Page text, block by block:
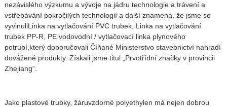
nezávislého výzkumu a vývoje na jádru technologie a trávení a
vstřebávání pokročilých technologií a další znamená, že jsme se
vyvinuliLinka na vytlačování PVC trubek, Linka na vytlačování
trubek PP-R
PE vodovodní / vytlačovací linka plynového
potrubí, který doporučovali Číňané Ministerstvo stavebnictví nahradí
dovážené produkty. Získali jsme titul „Prvotřídní značky v provincii
Zhejiang“.
Jako plastové trubky, žáruvzdorné polyethylen má nejen dobrou